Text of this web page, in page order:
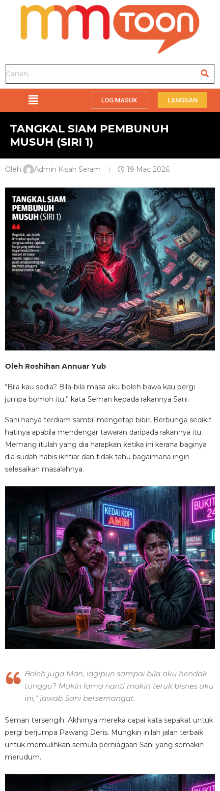
LOG MASUK LANGGAN
TANGKAL SIAM PEMBUNUH
MUSUH (SIRI 1)
Oleh Admin Kisah Seram 19 Mac 2026
Oleh Roshihan Annuar Yub
“Bila kau sedia? Bila-bila masa aku boleh bawa kau pergi
jumpa bomoh itu,” kata Seman kepada rakannya Sani.
Sani hanya terdiam sambil mengetap bibir. Berbunga sedikit
hatinya apabila mendengar tawaran daripada rakannya itu.
Memang itulah yang dia harapkan ketika ini kerana baginya
dia sudah habis ikhtiar dan tidak tahu bagaimana ingin
selesaikan masalahnya.
Boleh juga Man, lagipun sampai bila aku hendak
tunggu? Makin lama nanti makin teruk bisnes aku
ini,” jawab Sani bersemangat.
Seman tersengih. Akhirnya mereka capai kata sepakat untuk
pergi berjumpa Pawang Deris. Mungkin inilah jalan terbaik
untuk memulihkan semula perniagaan Sani yang semakin
merudum.